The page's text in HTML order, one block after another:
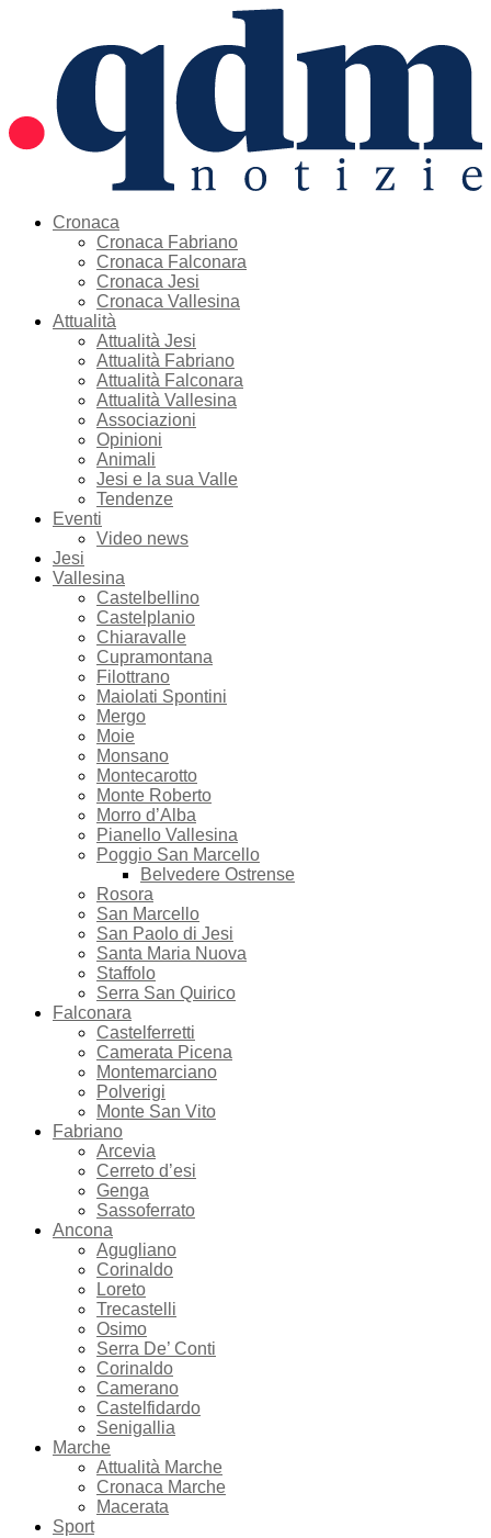
Cronaca
Cronaca Fabriano
Cronaca Falconara
Cronaca Jesi
Cronaca Vallesina
Attualità
Attualità Jesi
Attualità Fabriano
Attualità Falconara
Attualità Vallesina
Associazioni
Opinioni
Animali
Jesi e la sua Valle
Tendenze
Eventi
Video news
Jesi
Vallesina
Castelbellino
Castelplanio
Chiaravalle
Cupramontana
Filottrano
Maiolati Spontini
Mergo
Moie
Monsano
Montecarotto
Monte Roberto
Morro d’Alba
Pianello Vallesina
Poggio San Marcello
Belvedere Ostrense
Rosora
San Marcello
San Paolo di Jesi
Santa Maria Nuova
Staffolo
Serra San Quirico
Falconara
Castelferretti
Camerata Picena
Montemarciano
Polverigi
Monte San Vito
Fabriano
Arcevia
Cerreto d’esi
Genga
Sassoferrato
Ancona
Agugliano
Corinaldo
Loreto
Trecastelli
Osimo
Serra De’ Conti
Corinaldo
Camerano
Castelfidardo
Senigallia
Marche
Attualità Marche
Cronaca Marche
Macerata
Sport